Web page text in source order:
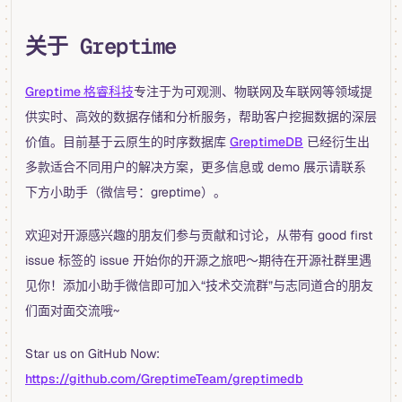
关于 Greptime
Greptime 格睿科技专注于为可观测、物联网及车联网等领域提
供实时、高效的数据存储和分析服务，帮助客户挖掘数据的深层
价值。目前基于云原生的时序数据库 GreptimeDB 已经衍生出
多款适合不同用户的解决方案，更多信息或 demo 展示请联系
下方小助手（微信号：greptime）。
欢迎对开源感兴趣的朋友们参与贡献和讨论，从带有 good first
issue 标签的 issue 开始你的开源之旅吧～期待在开源社群里遇
见你！添加小助手微信即可加入“技术交流群”与志同道合的朋友
们面对面交流哦~
Star us on GitHub Now:
https://github.com/GreptimeTeam/greptimedb